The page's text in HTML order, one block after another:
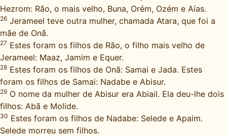
Hezrom: Rão, o mais velho, Buna, Orém, Ozém e Aías.
26 Jerameel teve outra mulher, chamada Atara, que foi a
mãe de Onã.
27 Estes foram os filhos de Rão, o filho mais velho de
Jerameel: Maaz, Jamim e Equer.
28 Estes foram os filhos de Onã: Samai e Jada. Estes
foram os filhos de Samai: Nadabe e Abisur.
29 O nome da mulher de Abisur era Abiail. Ela deu-lhe dois
filhos: Abã e Molide.
30 Estes foram os filhos de Nadabe: Selede e Apaim.
Selede morreu sem filhos.